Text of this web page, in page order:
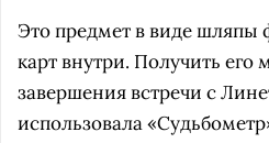
Это предмет в виде шляпы
карт внутри. Получить его
завершения встречи с
использовала